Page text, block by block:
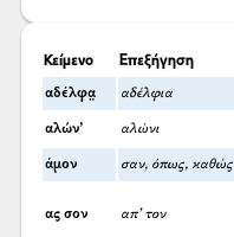
Κείμενο Επεξήγηση
αδέλφα̤ αδέλφια
αλών’ αλώνι
άμον σαν, όπως, καθώς
ας σον απ’ τον